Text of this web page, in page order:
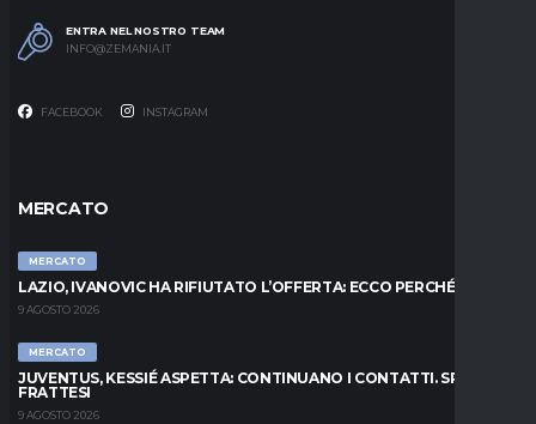
ENTRA NEL NOSTRO TEAM
INFO@ZEMANIA.IT
FACEBOOK INSTAGRAM
MERCATO
MERCATO
LAZIO, IVANOVIC HA RIFIUTATO L’OFFERTA: ECCO PERCHÉ
9 AGOSTO 2026
MERCATO
JUVENTUS, KESSIÉ ASPETTA: CONTINUANO I CONTATTI. SPUNTA
FRATTESI
9 AGOSTO 2026